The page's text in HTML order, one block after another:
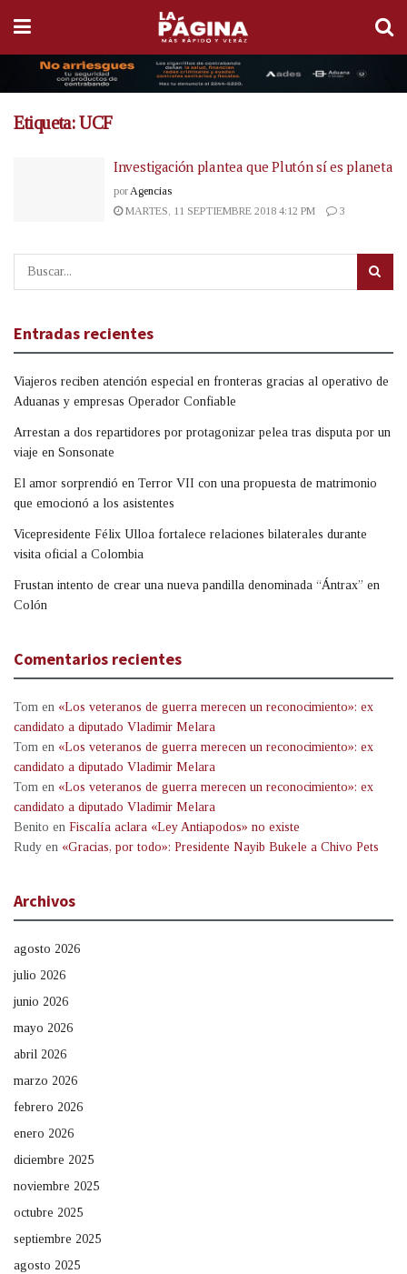
Etiqueta:UCF
Investigación plantea que Plutón sí es planeta
por Agencias
MARTES, 11 SEPTIEMBRE 2018 4:12 PM
3
Entradas recientes
Viajeros reciben atención especial en fronteras gracias al operativo de
Aduanas y empresas Operador Confiable
Arrestan a dos repartidores por protagonizar pelea tras disputa por un
viaje en Sonsonate
El amor sorprendió en Terror VII con una propuesta de matrimonio
que emocionó a los asistentes
Vicepresidente Félix Ulloa fortalece relaciones bilaterales durante
visita oficial a Colombia
Frustan intento de crear una nueva pandilla denominada “Ántrax” en
Colón
Comentarios recientes
Tom en «Los veteranos de guerra merecen un reconocimiento»: ex
candidato a diputado Vladimir Melara
Tom en «Los veteranos de guerra merecen un reconocimiento»: ex
candidato a diputado Vladimir Melara
Tom en «Los veteranos de guerra merecen un reconocimiento»: ex
candidato a diputado Vladimir Melara
Benito en Fiscalía aclara «Ley Antiapodos» no existe
Rudy en «Gracias, por todo»: Presidente Nayib Bukele a Chivo Pets
Archivos
agosto 2026
julio 2026
junio 2026
mayo 2026
abril 2026
marzo 2026
febrero 2026
enero 2026
diciembre 2025
noviembre 2025
octubre 2025
septiembre 2025
agosto 2025